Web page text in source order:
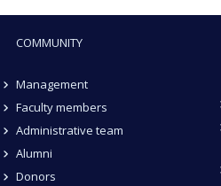
COMMUNITY
Management
Faculty members
Administrative team
Alumni
Donors